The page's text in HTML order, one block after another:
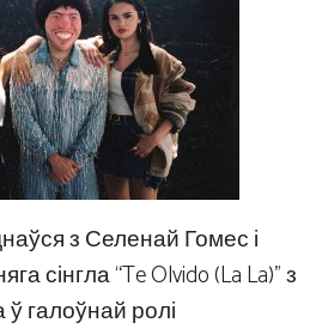
з Селенай Гомес і
сінгла “Te Olvido (La La)” з
ў галоўнай ролі